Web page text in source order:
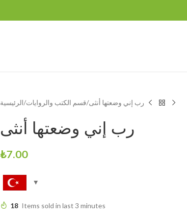
الرئيسية قسم الكتب والروايات رب إني وضعتها أنثى
رب إني وضعتها أنثى
₺7.00
18 Items sold in last 3 minutes